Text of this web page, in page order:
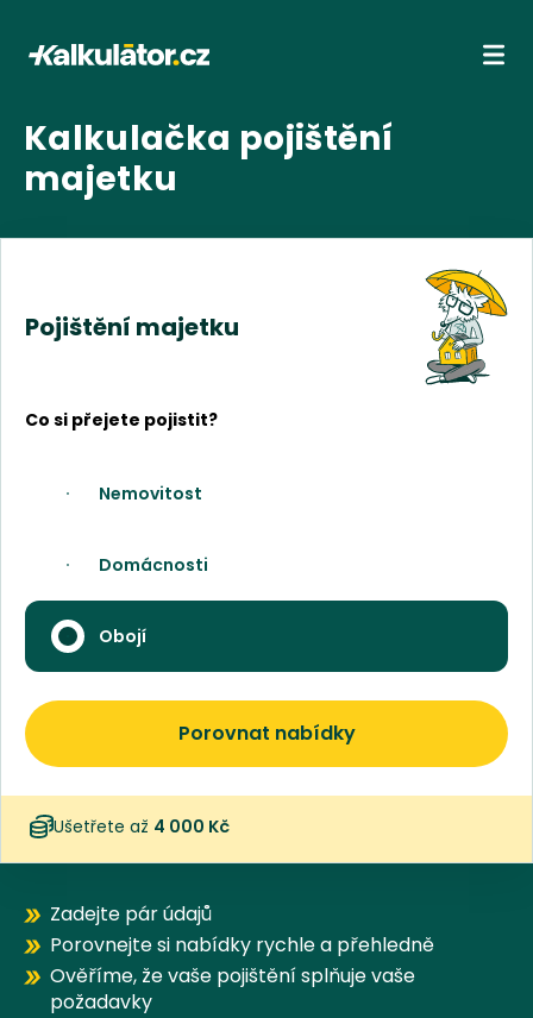
Kalkulátor.cz
Kalkulačka pojištění
majetku
Pojištění majetku
Co si přejete pojistit?
Nemovitost
Domácnosti
Obojí
Porovnat nabídky
Ušetřete až 4 000 Kč
Zadejte pár údajů
Porovnejte si nabídky rychle a přehledně
Ověříme, že vaše pojištění splňuje vaše
požadavky